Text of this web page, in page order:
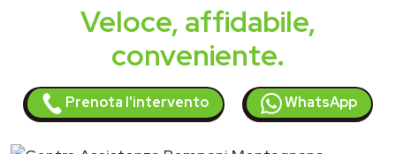
Veloce, affidabile,
conveniente.
Prenota l'intervento WhatsApp